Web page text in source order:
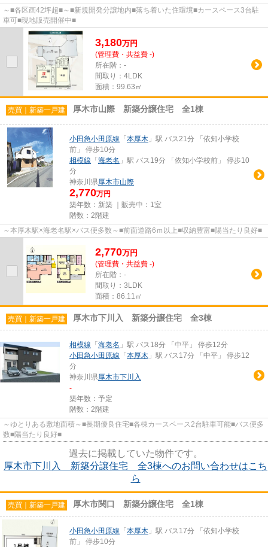
～■各区画42坪超■～■新規開発分譲地内■落ち着いた住環境■カースペース3台駐
車可■現地販売開催中■
3,180万円
(管理費・共益費 -)
所在階：-
間取り：4LDK
面積：99.63㎡
売買｜新築一戸建 厚木市山際 新築分譲住宅 全1棟
小田急小田原線 「 本厚木 」駅 バス21分 「依知小学校
前」 停歩10分
相模線 「 海老名 」駅 バス19分 「依知小学校前」 停歩10
分
神奈川県厚木市山際
2,770万円
築年数：新築 ｜販売中： 1室
階数：2階建
～本厚木駅×海老名駅×バス便多数～■前面道路6ｍ以上■収納豊富■陽当たり良好■
2,770万円
(管理費・共益費 -)
所在階：-
間取り：3LDK
面積：86.11㎡
売買｜新築一戸建 厚木市下川入 新築分譲住宅 全3棟
相模線 「 海老名 」駅 バス18分 「中平」 停歩12分
小田急小田原線 「 本厚木 」駅 バス17分 「中平」 停歩12
分
神奈川県厚木市下川入
-
築年数：予定
階数：2階建
～ゆとりある敷地面積～■長期優良住宅■各棟カースペース2台駐車可能■バス便多
数■陽当たり良好■
過去に掲載していた物件です。
厚木市下川入 新築分譲住宅 全3棟へのお問い合わせはこち
ら
売買｜新築一戸建 厚木市関口 新築分譲住宅 全1棟
小田急小田原線 「 本厚木 」駅 バス17分 「依知小学校
前」 停歩10分